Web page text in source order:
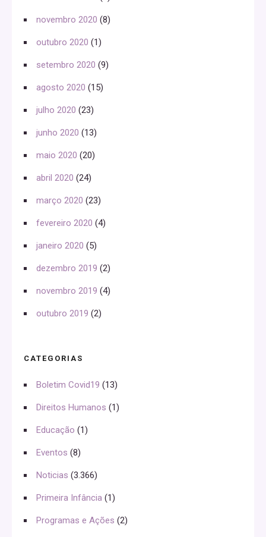
novembro 2020 (8)
outubro 2020 (1)
setembro 2020 (9)
agosto 2020 (15)
julho 2020 (23)
junho 2020 (13)
maio 2020 (20)
abril 2020 (24)
março 2020 (23)
fevereiro 2020 (4)
janeiro 2020 (5)
dezembro 2019 (2)
novembro 2019 (4)
outubro 2019 (2)
CATEGORIAS
Boletim Covid19 (13)
Direitos Humanos (1)
Educação (1)
Eventos (8)
Noticias (3.366)
Primeira Infância (1)
Programas e Ações (2)